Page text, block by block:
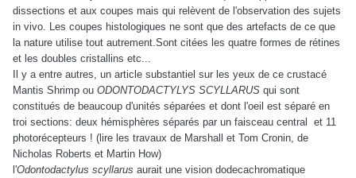
dissections et aux coupes mais qui relèvent de l'observation des sujets
in vivo. Les coupes histologiques ne sont que des artefacts de ce que
la nature utilise tout autrement.Sont citées les quatre formes de rétines
et les doubles cristallins etc...
Il y a entre autres, un article substantiel sur les yeux de ce crustacé
Mantis Shrimp ou ODONTODACTYLYS SCYLLARUS qui sont
constitués de beaucoup d'unités séparées et dont l'oeil est séparé en
troi sections: deux hémisphères séparés par un faisceau central et 11
photorécepteurs ! (lire les travaux de Marshall et Tom Cronin, de
Nicholas Roberts et Martin How)
l'Odontodactylus scyllarus aurait une vision dodecachromatique